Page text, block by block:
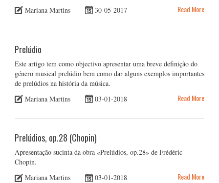
Mariana Martins
30-05-2017 Read More
Prelúdio
Este artigo tem como objectivo apresentar uma breve definição do
género musical prelúdio bem como dar alguns exemplos importantes
de prelúdios na história da música.
Mariana Martins
03-01-2018 Read More
Prelúdios, op.28 (Chopin)
Apresentação sucinta da obra «Prelúdios, op.28» de Frédéric
Chopin.
Mariana Martins
03-01-2018 Read More